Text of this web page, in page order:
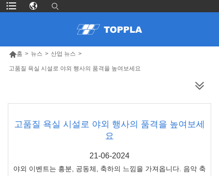
홈 > 뉴스 > 산업 뉴스 >
고품질 욕실 시설로 야외 행사의 품격을 높여보세요
고품질 욕실 시설로 야외 행사의 품격을 높여보세
요
21-06-2024
야외 이벤트는 흥분, 공동체, 축하의 느낌을 가져옵니다. 음악 축